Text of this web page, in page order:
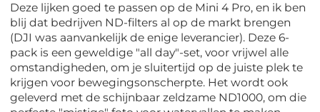
Deze lijken goed te passen op de Mini 4 Pro, en ik ben
blij dat bedrijven ND-filters al op de markt brengen
(DJI was aanvankelijk de enige leverancier). Deze 6-
pack is een geweldige "all day"-set, voor vrijwel alle
omstandigheden, om je sluitertijd op de juiste plek te
krijgen voor bewegingsonscherpte. Het wordt ook
geleverd met de schijnbaar zeldzame ND1000, om die